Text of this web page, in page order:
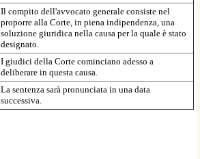
Il compito dell'avvocato generale consiste nel
proporre alla Corte, in piena indipendenza, una
soluzione giuridica nella causa per la quale è stato
designato.
I giudici della Corte cominciano adesso a
deliberare in questa causa.
La sentenza sarà pronunciata in una data
successiva.